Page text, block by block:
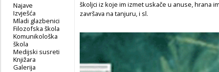
Najave
Izvješća
Mladi glazbenici
Filozofska škola
Komunikološka
škola
Medijski susreti
Knjižara
Galerija
školjci iz koje im izmet uskače u anuse, hrana
završava na tanjuru, i sl.